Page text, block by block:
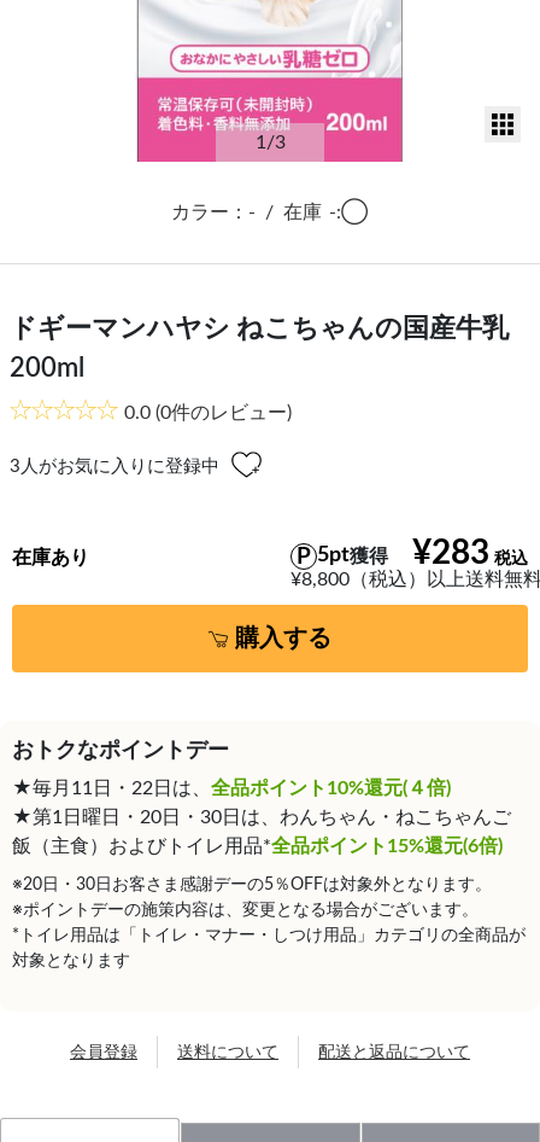
1/3
カラー：- / 在庫 -:◯
ドギーマンハヤシ ねこちゃんの国産牛乳
200ml
0.0 (0件のレビュー)
3 人がお気に入りに登録中
¥283
5pt獲得
¥8,800（税込）以上送料無
在庫あり
購入する
おトクなポイントデー
★毎月11日・22日は、 全品ポイント10%還元(４倍)
★第1日曜日・20日・30日は、わんちゃん・ねこちゃんご
飯（主食）およびトイレ用品*全品ポイント15%還元(6倍)
※20日・30日お客さま感謝デーの5％OFFは対象外となります。
※ポイントデーの施策内容は、変更となる場合がございます。
*トイレ用品は「トイレ・マナー・しつけ用品」カテゴリの全商品が
対象となります
会員登録 送料について 配送と返品について